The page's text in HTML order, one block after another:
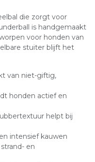
die zorgt voor
is handgemaakt
voor honden van
stuiter blijft het
van niet-giftig,
honden actief en
helpt bij
intensief kauwen
en